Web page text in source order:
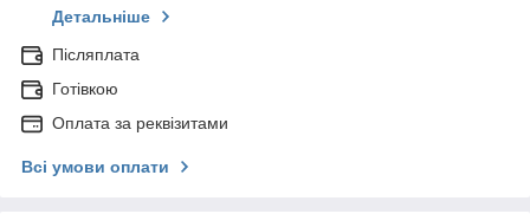
Детальніше
Післяплата
Готівкою
Оплата за реквізитами
Всі умови оплати